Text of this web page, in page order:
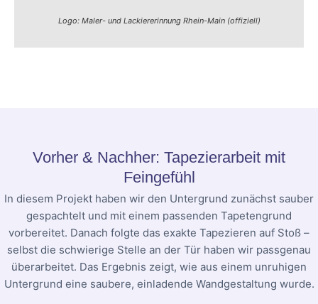
Logo: Maler- und Lackiererinnung Rhein-Main (offiziell)
Vorher & Nachher: Tapezierarbeit mit
Feingefühl
In diesem Projekt haben wir den Untergrund zunächst sauber
gespachtelt und mit einem passenden Tapetengrund
vorbereitet. Danach folgte das exakte Tapezieren auf Stoß –
selbst die schwierige Stelle an der Tür haben wir passgenau
überarbeitet. Das Ergebnis zeigt, wie aus einem unruhigen
Untergrund eine saubere, einladende Wandgestaltung wurde.